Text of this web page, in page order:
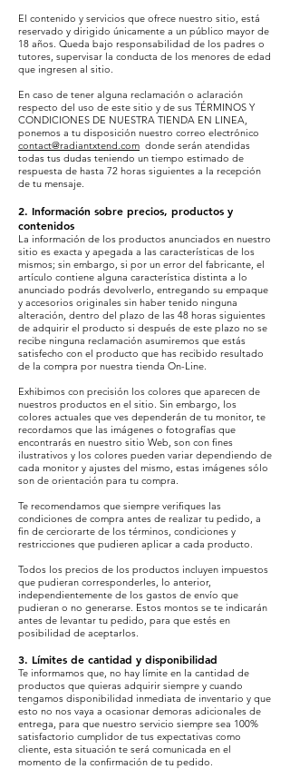
El contenido y servicios que ofrece nuestro sitio, está
reservado y dirigido únicamente a un público mayor de
18 años. Queda bajo responsabilidad de los padres o
tutores, supervisar la conducta de los menores de edad
que ingresen al sitio.
En caso de tener alguna reclamación o aclaración
respecto del uso de este sitio y de sus TÉRMINOS Y
CONDICIONES DE NUESTRA TIENDA EN LINEA,
ponemos a tu disposición nuestro correo electrónico
contact@radiantxtend.com donde serán atendidas
todas tus dudas teniendo un tiempo estimado de
respuesta de hasta 72 horas siguientes a la recepción
de tu mensaje.
2. Información sobre precios, productos y
contenidos
La información de los productos anunciados en nuestro
sitio es exacta y apegada a las características de los
mismos; sin embargo, si por un error del fabricante, el
artículo contiene alguna característica distinta a lo
anunciado podrás devolverlo, entregando su empaque
y accesorios originales sin haber tenido ninguna
alteración, dentro del plazo de las 48 horas siguientes
de adquirir el producto si después de este plazo no se
recibe ninguna reclamación asumiremos que estás
satisfecho con el producto que has recibido resultado
de la compra por nuestra tienda On-Line.
Exhibimos con precisión los colores que aparecen de
nuestros productos en el sitio. Sin embargo, los
colores actuales que ves dependerán de tu monitor, te
recordamos que las imágenes o fotografías que
encontrarás en nuestro sitio Web, son con fines
ilustrativos y los colores pueden variar dependiendo de
cada monitor y ajustes del mismo, estas imágenes sólo
son de orientación para tu compra.
Te recomendamos que siempre verifiques las
condiciones de compra antes de realizar tu pedido, a
fin de cerciorarte de los términos, condiciones y
restricciones que pudieren aplicar a cada producto.
Todos los precios de los productos incluyen impuestos
que pudieran corresponderles, lo anterior,
independientemente de los gastos de envío que
pudieran o no generarse. Estos montos se te indicarán
antes de levantar tu pedido, para que estés en
posibilidad de aceptarlos.
3. Límites de cantidad y disponibilidad
Te informamos que, no hay límite en la cantidad de
productos que quieras adquirir siempre y cuando
tengamos disponibilidad inmediata de inventario y que
esto no nos vaya a ocasionar demoras adicionales de
entrega, para que nuestro servicio siempre sea 100%
satisfactorio cumplidor de tus expectativas como
cliente, esta situación te será comunicada en el
momento de la confirmación de tu pedido.